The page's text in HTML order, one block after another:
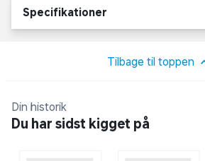
Specifikationer
Tilbage til toppen
Din historik
Du har sidst kigget på